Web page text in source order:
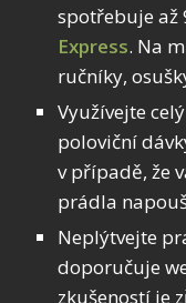
spotřebuje až
Express. Na
ručníky,
Využívejte
poloviční
v případě, že
prádla
Neplýtvejte
doporučuje
zkušeností je